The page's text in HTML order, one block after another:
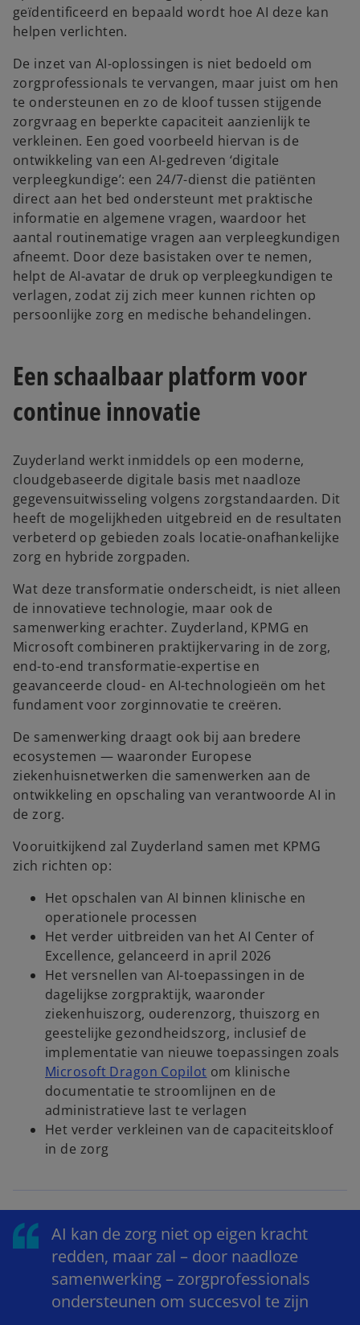
geïdentificeerd en bepaald wordt hoe AI deze kan
helpen verlichten.
De inzet van AI-oplossingen is niet bedoeld om
zorgprofessionals te vervangen, maar juist om hen
te ondersteunen en zo de kloof tussen stijgende
zorgvraag en beperkte capaciteit aanzienlijk te
verkleinen. Een goed voorbeeld hiervan is de
ontwikkeling van een AI-gedreven ‘digitale
verpleegkundige’: een 24/7-dienst die patiënten
direct aan het bed ondersteunt met praktische
informatie en algemene vragen, waardoor het
aantal routinematige vragen aan verpleegkundigen
afneemt. Door deze basistaken over te nemen,
helpt de AI-avatar de druk op verpleegkundigen te
verlagen, zodat zij zich meer kunnen richten op
persoonlijke zorg en medische behandelingen.
Een schaalbaar platform voor
continue innovatie
Zuyderland werkt inmiddels op een moderne,
cloudgebaseerde digitale basis met naadloze
gegevensuitwisseling volgens zorgstandaarden. Dit
heeft de mogelijkheden uitgebreid en de resultaten
verbeterd op gebieden zoals locatie-onafhankelijke
zorg en hybride zorgpaden.
Wat deze transformatie onderscheidt, is niet alleen
de innovatieve technologie, maar ook de
samenwerking erachter. Zuyderland, KPMG en
Microsoft combineren praktijkervaring in de zorg,
end-to-end transformatie-expertise en
geavanceerde cloud- en AI-technologieën om het
fundament voor zorginnovatie te creëren.
De samenwerking draagt ook bij aan bredere
ecosystemen — waaronder Europese
ziekenhuisnetwerken die samenwerken aan de
ontwikkeling en opschaling van verantwoorde AI in
de zorg.
Vooruitkijkend zal Zuyderland samen met KPMG
zich richten op:
Het opschalen van AI binnen klinische en
operationele processen
Het verder uitbreiden van het AI Center of
Excellence, gelanceerd in april 2026
Het versnellen van AI-toepassingen in de
dagelijkse zorgpraktijk, waaronder
ziekenhuiszorg, ouderenzorg, thuiszorg en
geestelijke gezondheidszorg, inclusief de
implementatie van nieuwe toepassingen zoals
Microsoft Dragon Copilot om klinische
documentatie te stroomlijnen en de
administratieve last te verlagen
Het verder verkleinen van de capaciteitskloof
in de zorg
AI kan de zorg niet op eigen kracht
redden, maar zal – door naadloze
samenwerking – zorgprofessionals
ondersteunen om succesvol te zijn